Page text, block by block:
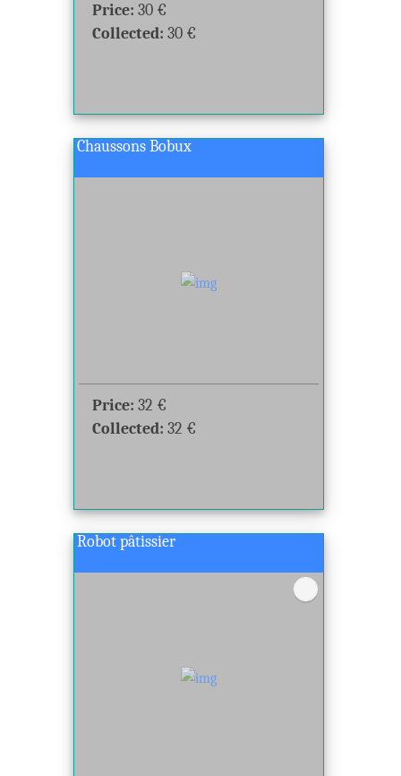
Price: 30 €
Collected: 30 €
Chaussons Bobux
Price: 32 €
Collected: 32 €
Robot pâtissier